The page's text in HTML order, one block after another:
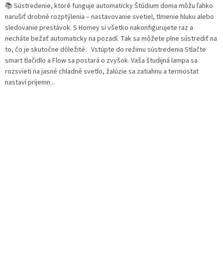
📚 Sústredenie, ktoré funguje automaticky Štúdium doma môžu ľahko
narušiť drobné rozptýlenia – nastavovanie svetiel, tlmenie hluku alebo
sledovanie prestávok. S Homey si všetko nakonfigurujete raz a
necháte bežať automaticky na pozadí. Tak sa môžete plne sústrediť na
to, čo je skutočne dôležité. Vstúpte do režimu sústredenia Stlačte
smart tlačidlo a Flow sa postará o zvyšok. Vaša študijná lampa sa
rozsvieti na jasné chladné svetlo, žalúzie sa zatiahnu a termostat
nastaví príjemn...